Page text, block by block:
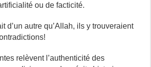
ou de facticité.
d’un autre qu’Allah, ils y trouveraient
relèvent l’authenticité des